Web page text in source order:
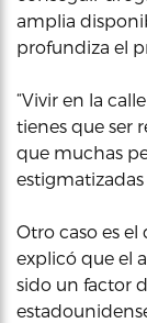
amplia
profundiza el
“Vivir en la
tienes que ser
que muchas
estigmatizadas
Otro caso es
explicó que el
sido un factor